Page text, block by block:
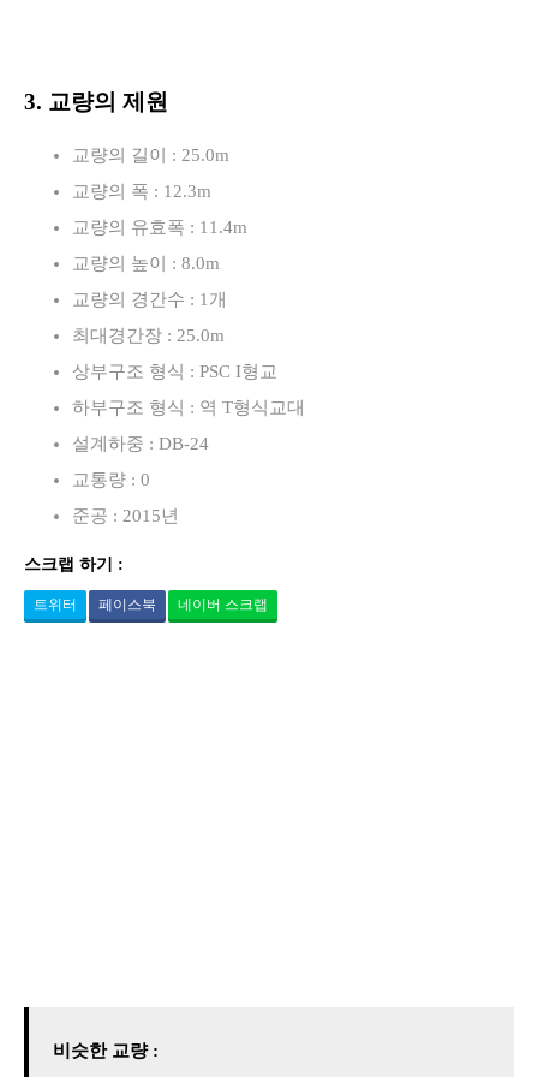
3. 교량의 제원
교량의 길이 : 25.0m
교량의 폭 : 12.3m
교량의 유효폭 : 11.4m
교량의 높이 : 8.0m
교량의 경간수 : 1개
최대경간장 : 25.0m
상부구조 형식 : PSC I형교
하부구조 형식 : 역 T형식교대
설계하중 : DB-24
교통량 : 0
준공 : 2015년
스크랩 하기 :
트위터 페이스북 네이버 스크랩
비슷한 교량 :